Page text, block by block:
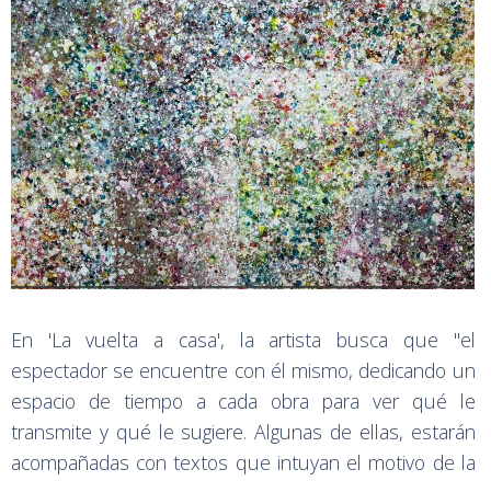
En 'La vuelta a casa', la artista busca que "el
espectador se encuentre con él mismo, dedicando un
espacio de tiempo a cada obra para ver qué le
transmite y qué le sugiere. Algunas de ellas, estarán
acompañadas con textos que intuyan el motivo de la